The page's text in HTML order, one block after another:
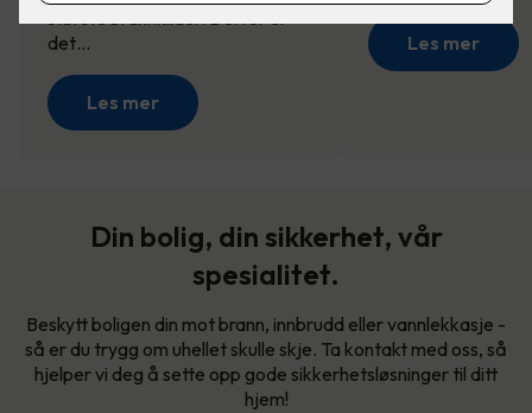
største brannkilder. Derfor er
det…
Les mer
Les mer
Din bolig, din sikkerhet, vår
spesialitet.
Beskytt boligen din mot brann, innbrudd eller vannlekkasje -
så er du trygg om uhellet skulle skje. Ta kontakt med oss, så
hjelper vi deg å sette opp gode sikkerhetsløsninger til ditt
hjem!